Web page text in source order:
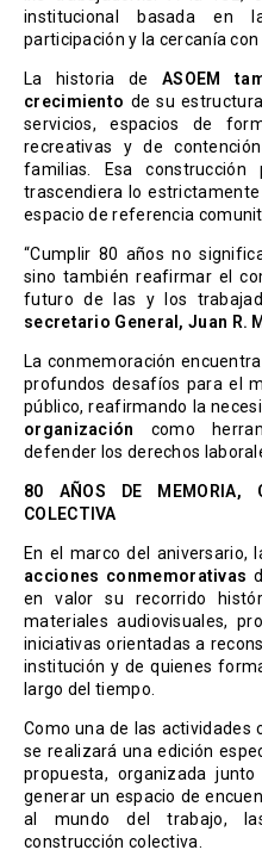
institucional basada en
participación y la cercanía
La historia deASOEM
crecimiento de su
servicios, espacios de
recreativas y de
familias. Esa
trascendiera lo
espacio de referencia
“Cumplir 80 años no
sino también reafirmar el
futuro de las y los
secretario General, Juan R.
La conmemoración
profundos desafíos para el
público, reafirmando la
organización
como
defender los derechos
80 AÑOS DE MEMORIA,
COLECTIVA
En el marco del aniversario,
acciones conmemorativas
en valor su recorrido
materiales audiovisuales,
iniciativas orientadas a
institución y de quienes
largo del tiempo.
Como una de las actividades
se realizará una edición
propuesta, organizada junto
generar un espacio de
al mundo del trabajo,
construcción colectiva.